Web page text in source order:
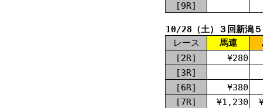
[9R]
10/28（土）３回新潟
レース
馬連
[2R]
¥280
[3R]
[6R]
¥380
[7R]
¥1,230